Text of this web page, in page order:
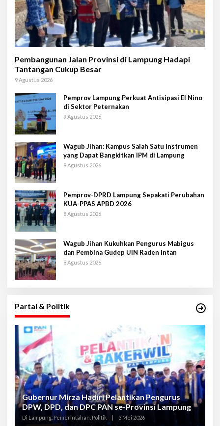
Pembangunan Jalan Provinsi di Lampung Hadapi
Tantangan Cukup Besar
9 Agustus 2026
Pemprov Lampung Perkuat Antisipasi El Nino
di Sektor Peternakan
9 Agustus 2026
Wagub Jihan: Kampus Salah Satu Instrumen
yang Dapat Bangkitkan IPM di Lampung
9 Agustus 2026
Pemprov-DPRD Lampung Sepakati Perubahan
KUA-PPAS APBD 2026
8 Agustus 2026
Wagub Jihan Kukuhkan Pengurus Mabigus
dan Pembina Gudep UIN Raden Intan
8 Agustus 2026
Partai & Politik
Gubernur Mirza Hadiri Pelantikan Pengurus
DPW, DPD, dan DPC PAN se-Provinsi Lampung
Di Lampung, Pemerintahan, Politik | 3 Mei 2026